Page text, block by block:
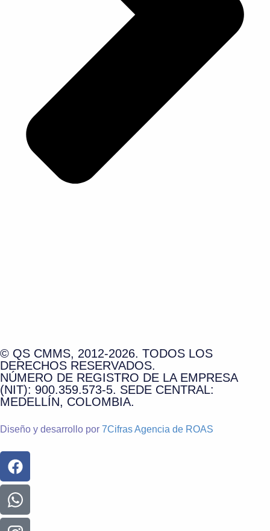
© QS CMMS, 2012-2026. TODOS LOS
DERECHOS RESERVADOS.
NÚMERO DE REGISTRO DE LA EMPRESA
(NIT): 900.359.573-5. SEDE CENTRAL:
MEDELLÍN, COLOMBIA.
Diseño y desarrollo por 7Cifras Agencia de ROAS